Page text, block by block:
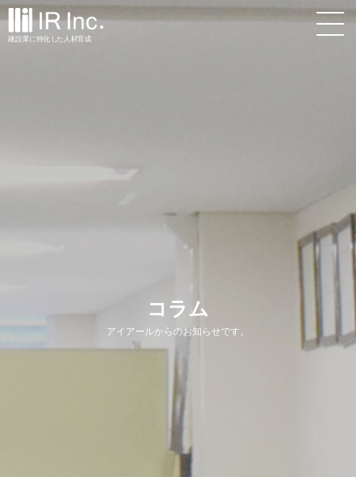
建設業に特化 した 人材育成
コラム
アイアールからのお知らせです。